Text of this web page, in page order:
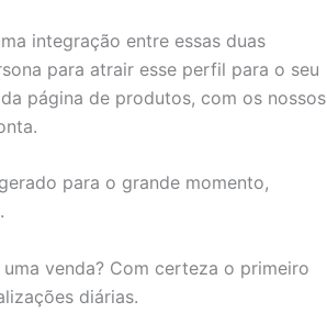
integração entre essas duas
para atrair esse perfil para o seu
página de produtos, com os nossos
para o grande momento,
venda? Com certeza o primeiro
diárias.